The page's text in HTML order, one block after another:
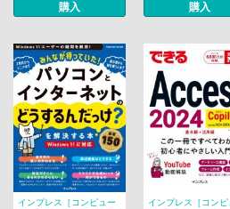
購入 購入
インプレス［コンピュー
インプレス［コンピ